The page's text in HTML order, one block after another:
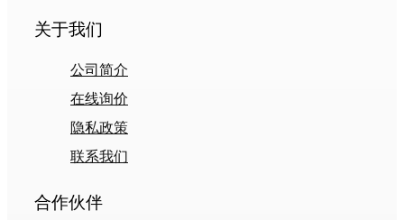
关于我们
公司简介
在线询价
隐私政策
联系我们
合作伙伴